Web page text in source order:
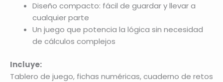
Diseño compacto: fácil de guardar y llevar a
cualquier parte
Un juego que potencia la lógica sin necesidad
de cálculos complejos
Incluye:
Tablero de juego, fichas numéricas, cuaderno de retos